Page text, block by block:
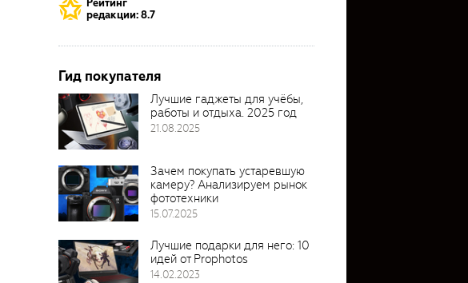
редакции: 8.7
Гид покупателя
Лучшие гаджеты для учёбы,
работы и отдыха. 2025 год
21.08.2025
Зачем покупать устаревшую
камеру? Анализируем рынок
фототехники
15.07.2025
Лучшие подарки для него: 10
идей от Prophotos
14.02.2023